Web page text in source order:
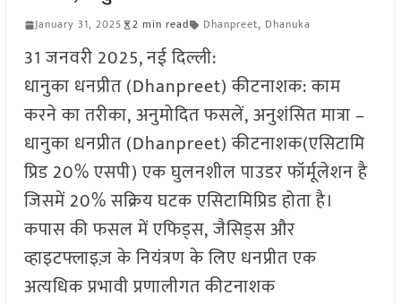
January 31, 2025 2 min read Dhanpreet, Dhanuka
31 जनवरी 2025, नई दिल्ली:
धानुका धनप्रीत (Dhanpreet) कीटनाशक: काम
करने का तरीका, अनुमोदित फसलें, अनुशंसित मात्रा –
धानुका धनप्रीत (Dhanpreet) कीटनाशक(एसिटामि
प्रिड 20% एसपी) एक घुलनशील पाउडर फॉर्मूलेशन है
जिसमें 20% सक्रिय घटक एसिटामिप्रिड होता है।
कपास की फसल में एफिड्स, जैसिड्स और
व्हाइटफ्लाइज़ के नियंत्रण के लिए धनप्रीत एक
अत्यधिक प्रभावी प्रणालीगत कीटनाशक